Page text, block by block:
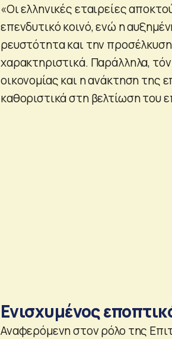
«Οι ελληνικές εταιρείες
επενδυτικό κοινό, ενώ η
ρευστότητα και την
χαρακτηριστικά. Παράλληλα,
οικονομίας και η ανάκτηση της
καθοριστικά στη βελτίωση του
Ενισχυμένος
Αναφερόμενη στον ρόλο της